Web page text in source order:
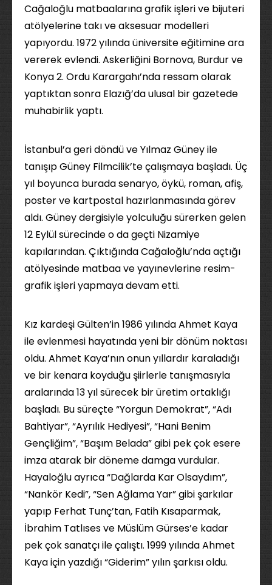
Cağaloğlu matbaalarına grafik işleri ve bijuteri
atölyelerine takı ve aksesuar modelleri
yapıyordu. 1972 yılında üniversite eğitimine ara
vererek evlendi. Askerliğini Bornova, Burdur ve
Konya 2. Ordu Karargahı’nda ressam olarak
yaptıktan sonra Elazığ’da ulusal bir gazetede
muhabirlik yaptı.
İstanbul’a geri döndü ve Yılmaz Güney ile
tanışıp Güney Filmcilik’te çalışmaya başladı. Üç
yıl boyunca burada senaryo, öykü, roman, afiş,
poster ve kartpostal hazırlanmasında görev
aldı. Güney dergisiyle yolculuğu sürerken gelen
12 Eylül sürecinde o da geçti Nizamiye
kapılarından. Çıktığında Cağaloğlu’nda açtığı
atölyesinde matbaa ve yayınevlerine resim-
grafik işleri yapmaya devam etti.
Kız kardeşi Gülten’in 1986 yılında Ahmet Kaya
ile evlenmesi hayatında yeni bir dönüm noktası
oldu. Ahmet Kaya’nın onun yıllardır karaladığı
ve bir kenara koyduğu şiirlerle tanışmasıyla
aralarında 13 yıl sürecek bir üretim ortaklığı
başladı. Bu süreçte “Yorgun Demokrat”, “Adı
Bahtiyar”, “Ayrılık Hediyesi”, “Hani Benim
Gençliğim”, “Başım Belada” gibi pek çok esere
imza atarak bir döneme damga vurdular.
Hayaloğlu ayrıca “Dağlarda Kar Olsaydım”,
“Nankör Kedi”, “Sen Ağlama Yar” gibi şarkılar
yapıp Ferhat Tunç’tan, Fatih Kısaparmak,
İbrahim Tatlıses ve Müslüm Gürses’e kadar
pek çok sanatçı ile çalıştı. 1999 yılında Ahmet
Kaya için yazdığı “Giderim” yılın şarkısı oldu.